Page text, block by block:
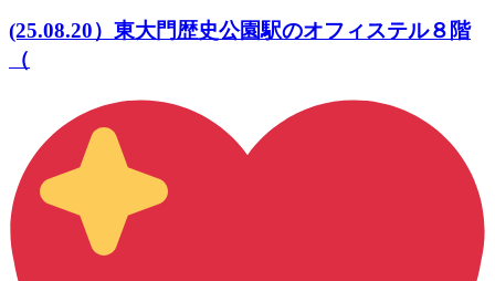
(25.08.20）東大門歴史公園駅のオフィステル８階
（